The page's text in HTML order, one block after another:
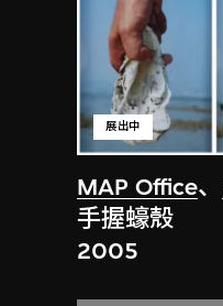
MAP Office、
展出中
手握蠔殼
2005